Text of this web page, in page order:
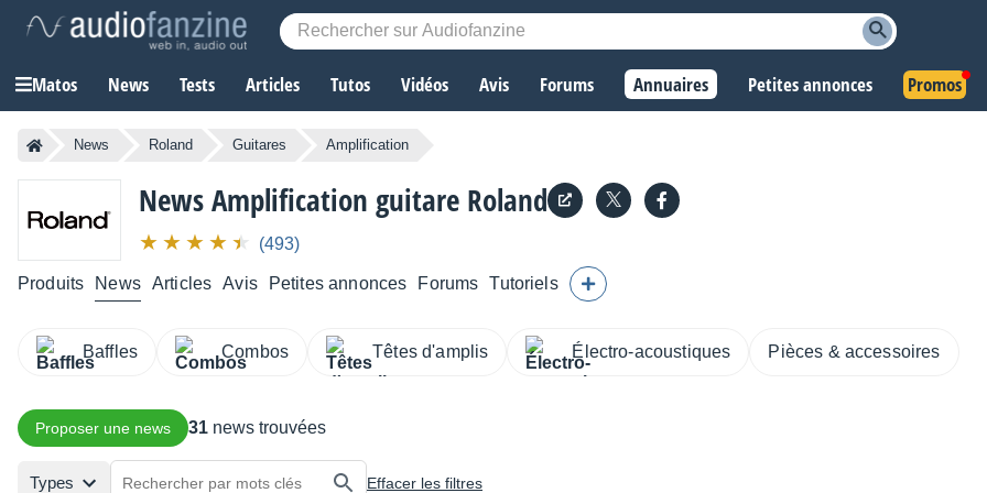
Matos News Tests Articles Tutos Vidéos Avis Forums Annuaires Petites annonces Promos
News Roland Guitares Amplification
News Amplification guitare Roland
(493)
Produits News Articles Avis Petites annonces Forums Tutoriels
Baffles Combos Têtes d'amplis Électro-acoustiques Pièces & accessoires
Proposer une news 31 news trouvées
Types Effacer les filtres